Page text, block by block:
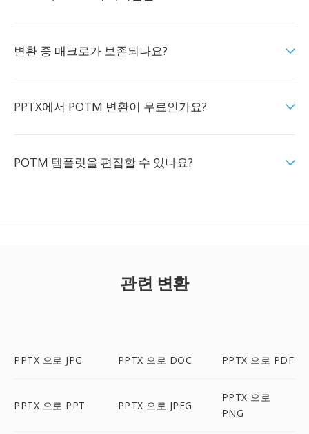
변환 중 매크로가 보존되나요?
PPTX에서 POTM 변환이 무료인가요?
POTM 템플릿을 편집할 수 있나요?
관련 변환
PPTX 으로 JPG PPTX 으로 DOC PPTX 으로 PDF
PPTX 으로 PPT PPTX 으로 JPEG
PPTX 으로
PNG